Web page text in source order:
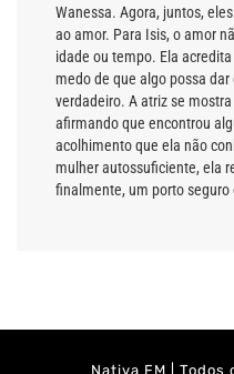
Wanessa. Agora, juntos,
ao amor. Para Isis, o amor
idade ou tempo. Ela
medo de que algo possa
verdadeiro. A atriz se
afirmando que encontrou
acolhimento que ela não
mulher autossuficiente, ela
finalmente, um porto seguro
Nativa FM | Todos